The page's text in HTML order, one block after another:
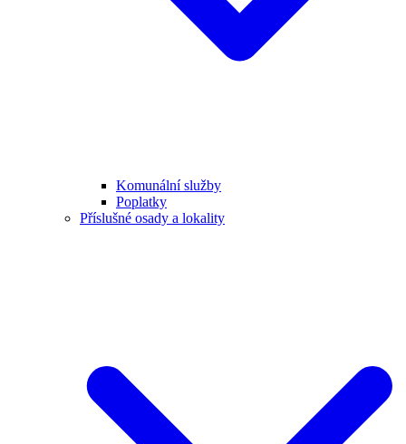
Komunální služby
Poplatky
Příslušné osady a lokality